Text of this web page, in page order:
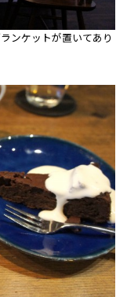
ンケットが置いてあり